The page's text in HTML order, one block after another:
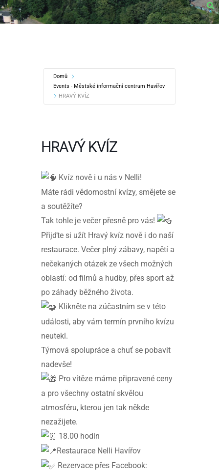
Domů
Events - Městské informační centrum Havířov
HRAVÝ KVÍZ
HRAVÝ KVÍZ
Kvíz nově i u nás v Nelli!
Máte rádi vědomostní kvízy, smějete se
a soutěžíte?
Tak tohle je večer přesně pro vás!
Přijďte si užít Hravý kvíz nově i do naší
restaurace. Večer plný zábavy, napětí a
nečekaných otázek ze všech možných
oblastí: od filmů a hudby, přes sport až
po záhady běžného života.
Klikněte na zúčastním se v této
události, aby vám termín prvního kvízu
neutekl.
Týmová spolupráce a chuť se pobavit
nadevše!
Pro vítěze máme připravené ceny
a pro všechny ostatní skvělou
atmosféru, kterou jen tak někde
nezažijete.
18.00 hodin
Restaurace Nelli Havířov
Rezervace přes Facebook: